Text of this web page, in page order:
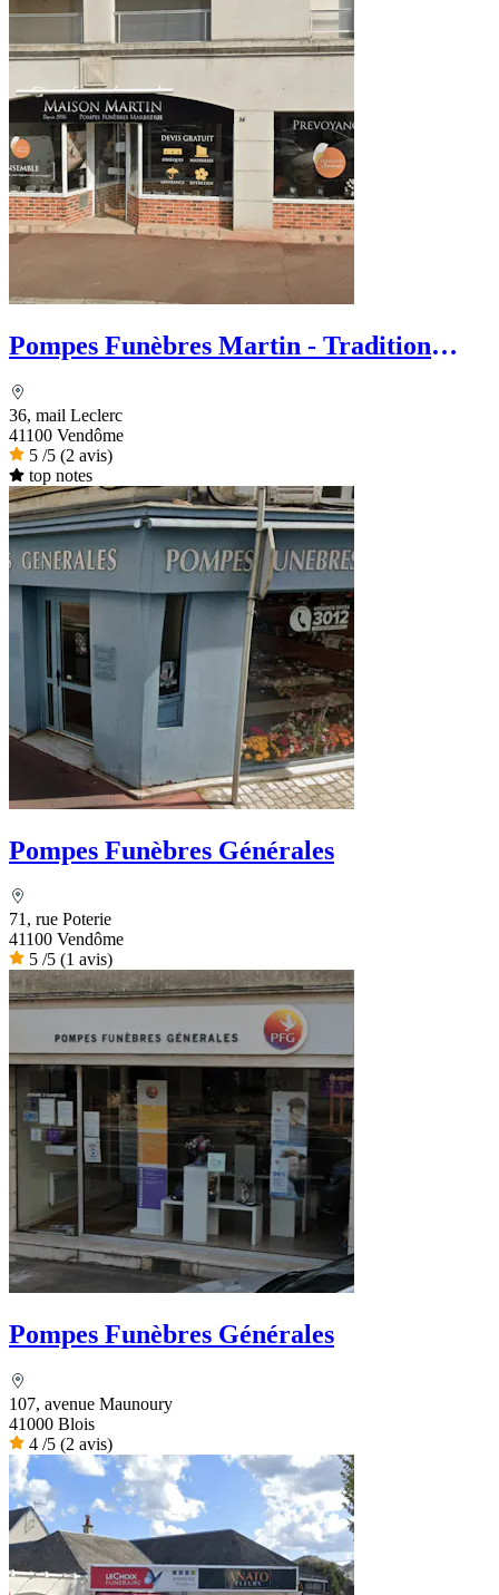
Pompes Funèbres Martin - Tradition
36, mail Leclerc
41100 Vendôme
5 /5 (2 avis)
top notes
Pompes Funèbres Générales
71, rue Poterie
41100 Vendôme
5 /5 (1 avis)
Pompes Funèbres Générales
107, avenue Maunoury
41000 Blois
4 /5 (2 avis)